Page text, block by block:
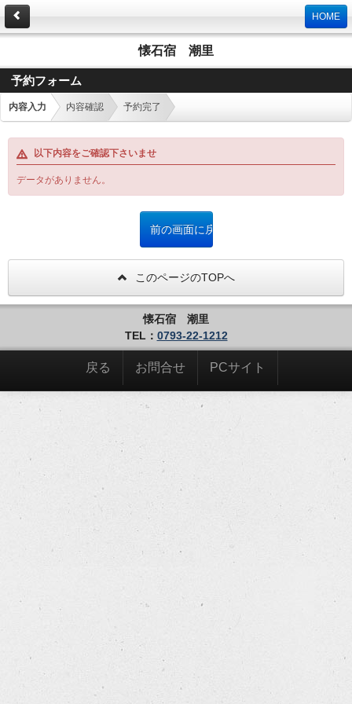
HOME
懐石宿 潮里
予約フォーム
内容入力 内容確認 予約完了
以下内容をご確認下さいませ
データがありません。
このページのTOPへ
懐石宿 潮里
TEL： 0793-22-1212
戻る お問合せ PCサイト